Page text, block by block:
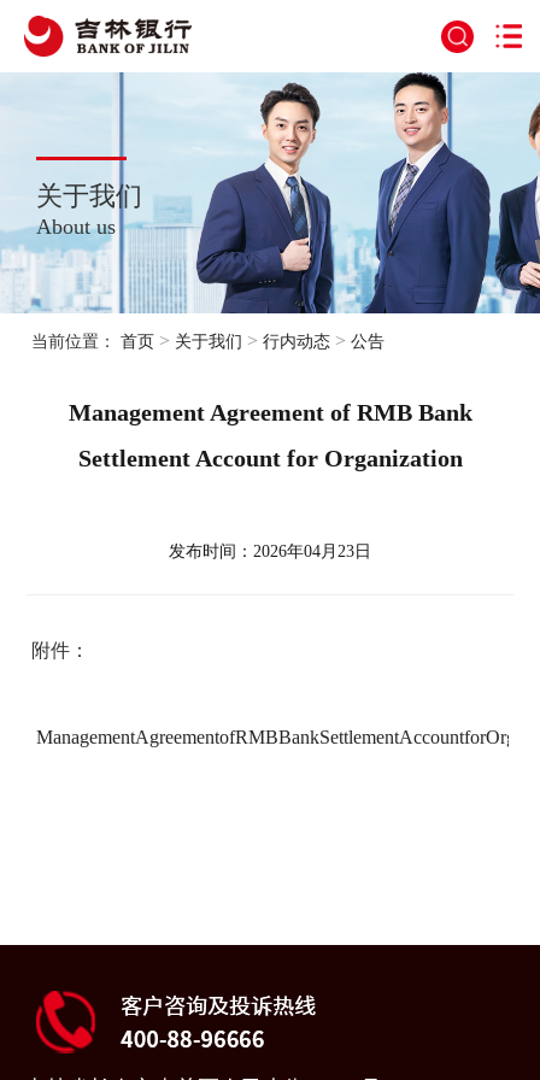
关于我们
About us
当前位置：首页 > 关于我们 >行内动态 >公告
Management Agreement of RMB Bank
Settlement Account for Organization
发布时间：2026年04月23日
附件：